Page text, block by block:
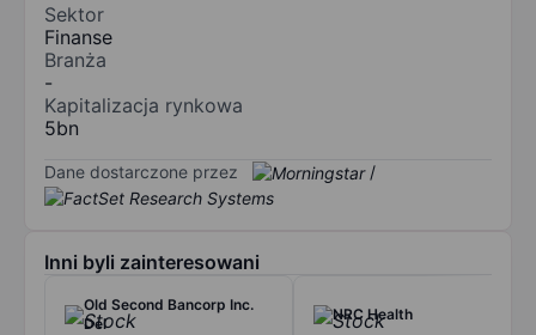
Sektor
Finanse
Branża
-
Kapitalizacja rynkowa
5bn
Dane dostarczone przez /
Inni byli zainteresowani
Old Second Bancorp Inc.
Del
NRC Health